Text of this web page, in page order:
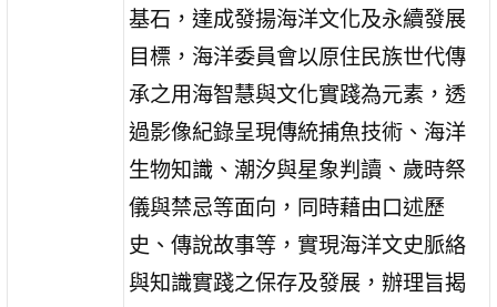
基石，達成發揚海洋文化及永續發展
目標，海洋委員會以原住民族世代傳
承之用海智慧與文化實踐為元素，透
過影像紀錄呈現傳統捕魚技術、海洋
生物知識、潮汐與星象判讀、歲時祭
儀與禁忌等面向，同時藉由口述歷
史、傳說故事等，實現海洋文史脈絡
與知識實踐之保存及發展，辦理旨揭